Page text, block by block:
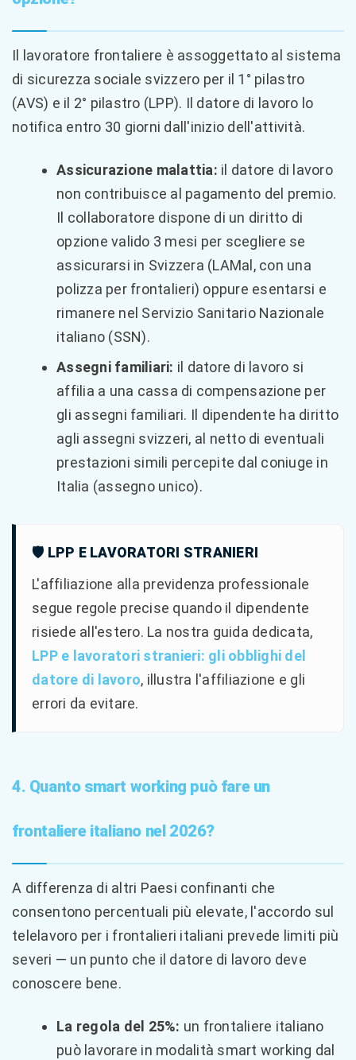
Il lavoratore frontaliere è assoggettato al sistema
di sicurezza sociale svizzero per il 1° pilastro
(AVS) e il 2° pilastro (LPP). Il datore di lavoro lo
notifica entro 30 giorni dall'inizio dell'attività.
Assicurazione malattia: il datore di lavoro
non contribuisce al pagamento del premio.
Il collaboratore dispone di un diritto di
opzione valido 3 mesi per scegliere se
assicurarsi in Svizzera (LAMal, con una
polizza per frontalieri) oppure esentarsi e
rimanere nel Servizio Sanitario Nazionale
italiano (SSN).
Assegni familiari: il datore di lavoro si
affilia a una cassa di compensazione per
gli assegni familiari. Il dipendente ha diritto
agli assegni svizzeri, al netto di eventuali
prestazioni simili percepite dal coniuge in
Italia (assegno unico).
🛡️ LPP E LAVORATORI STRANIERI
L'affiliazione alla previdenza professionale
segue regole precise quando il dipendente
risiede all'estero. La nostra guida dedicata,
LPP e lavoratori stranieri: gli obblighi del
datore di lavoro, illustra l'affiliazione e gli
errori da evitare.
4. Quanto smart working può fare un
frontaliere italiano nel 2026?
A differenza di altri Paesi confinanti che
consentono percentuali più elevate, l'accordo sul
telelavoro per i frontalieri italiani prevede limiti più
severi — un punto che il datore di lavoro deve
conoscere bene.
La regola del 25%: un frontaliere italiano
può lavorare in modalità smart working dal